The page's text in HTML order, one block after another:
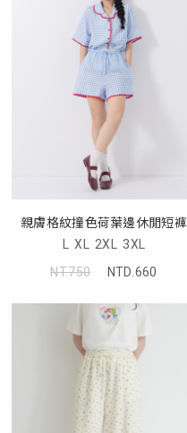
親膚格紋撞色荷葉邊休閒短褲
L XL 2XL 3XL
NT.750
NTD.660